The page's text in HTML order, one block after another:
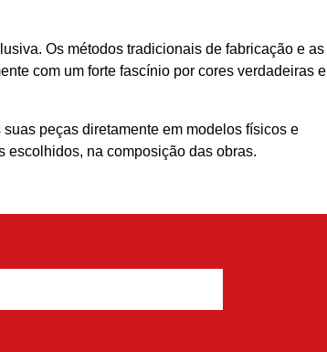
Os métodos tradicionais de fabricação e as
com um forte fascínio por cores verdadeiras e
peças diretamente em modelos físicos e
escolhidos, na composição das obras.